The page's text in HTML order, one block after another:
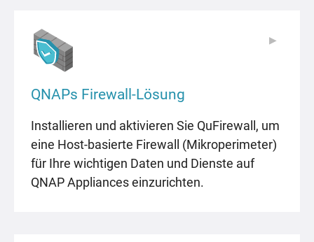
QNAPs Firewall-Lösung
Installieren und aktivieren Sie QuFirewall, um
eine Host-basierte Firewall (Mikroperimeter)
für Ihre wichtigen Daten und Dienste auf
QNAP Appliances einzurichten.
▶